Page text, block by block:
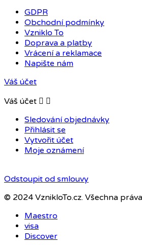
GDPR
Obchodní podmínky
Vzniklo To
Doprava a platby
Vrácení a reklamace
Napište nám
Váš účet
Váš účet  
Sledování objednávky
Přihlásit se
Vytvořit účet
Moje oznámení
Odstoupit od smlouvy
© 2024 VznikloTo.cz. Všechna
Maestro
visa
Discover